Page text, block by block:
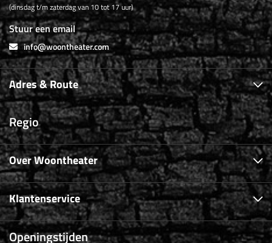
(dinsdag t/m zaterdag van 10 tot 17 uur)
Stuur een email
info@woontheater.com
Adres & Route
Regio
Over Woontheater
Klantenservice
Openingstijden